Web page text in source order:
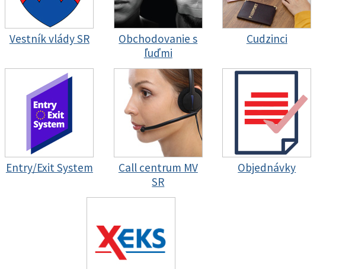
Vestník vlády SR
Obchodovanie s
ľuďmi
Cudzinci
Entry/Exit System
Call centrum MV
SR
Objednávky